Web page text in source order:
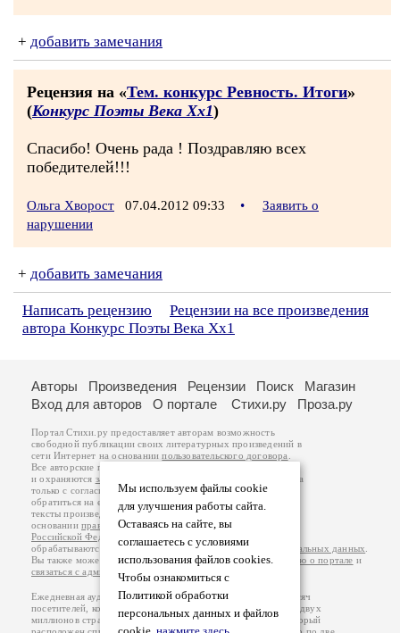
+ добавить замечания
Рецензия на «Тем. конкурс Ревность. Итоги»
(Конкурс Поэты Века Хх1)
Спасибо! Очень рада ! Поздравляю всех
победителей!!!
Ольга Хворост 07.04.2012 09:33 •
Заявить о
нарушении
+ добавить замечания
Написать рецензию
Рецензии на все произведения
автора Конкурс Поэты Века Хх1
Мы используем файлы cookie
для улучшения работы сайта.
Оставаясь на сайте, вы
соглашаетесь с условиями
использования файлов cookies.
Чтобы ознакомиться с
Политикой обработки
персональных данных и файлов
Авторы Произведения Рецензии Поиск
Магазин
Вход для авторов
О портале Стихи.ру Проза.ру
Портал Стихи.ру предоставляет авторам возможность
свободной публикации своих литературных произведений в
сети Интернет на основаниипользовательского договора
Все авторские права на произведения принадлежат авторам
и охраняются законом
. Перепечатка произведений возможна
только с согласия его автора, к которому вы можете
обратиться на его авторской странице. Ответственность за
тексты произведений авторы несут самостоятельно на
основанииправил публикацииизаконодательства
Российской Федерации
обрабатываются на основанииПолитики обработки персональных данных
Вы также можете посмотреть более подробнуюинформацию о портале и
связаться с администрацией
Ежедневная аудитория портала Стихи.ру – порядка 200 тысяч
посетителей, которые в общей сумме просматривают более двух
миллионов страниц по данным счетчика посещаемости, который